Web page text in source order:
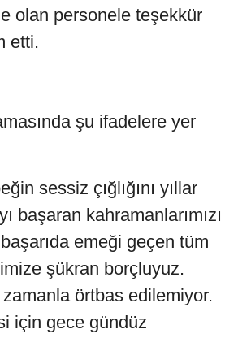
olan personele teşekkür
etti.
şu ifadelere yer
sessiz çığlığını yıllar
başaran kahramanlarımızı
emeği geçen tüm
şükran borçluyuz.
örtbas edilemiyor.
için gece gündüz